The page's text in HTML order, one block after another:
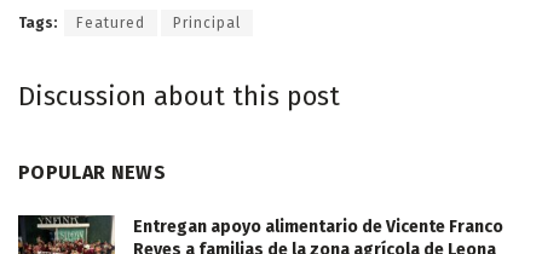
Tags: Featured Principal
Discussion about this post
POPULAR NEWS
Entregan apoyo alimentario de Vicente Franco
Reyes a familias de la zona agrícola de Leona